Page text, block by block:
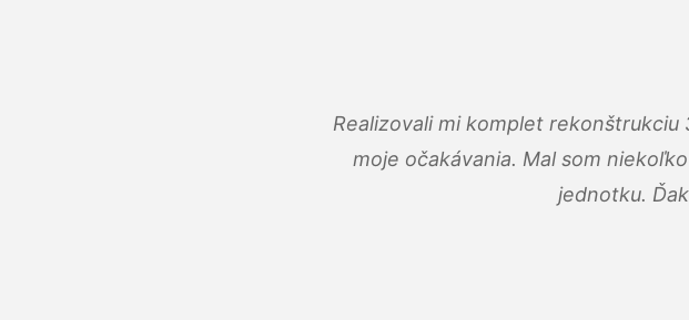
Realizovali mi komplet
moje očakávania. Mal som
jednotku.